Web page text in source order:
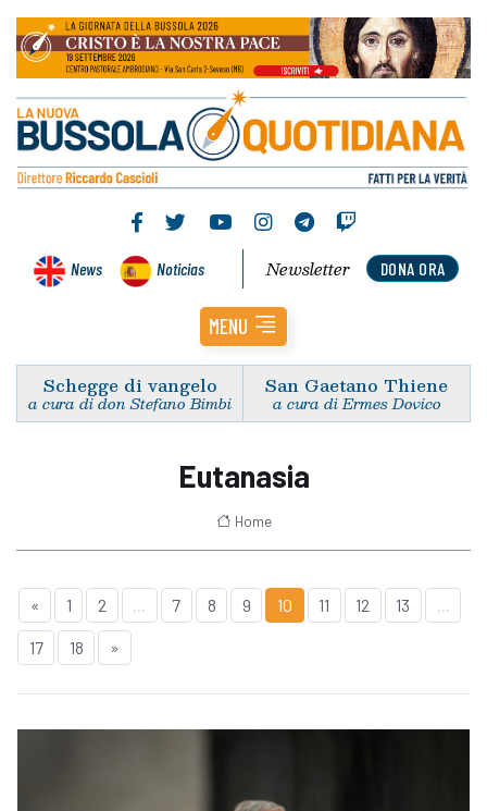
News Noticias DONA ORA
Newsletter
MENU
Schegge di vangelo
a cura di don Stefano Bimbi
San Gaetano Thiene
a cura di Ermes Dovico
Eutanasia
Home
« 1 2 7 8 9 10 11 12 13
17 18 »